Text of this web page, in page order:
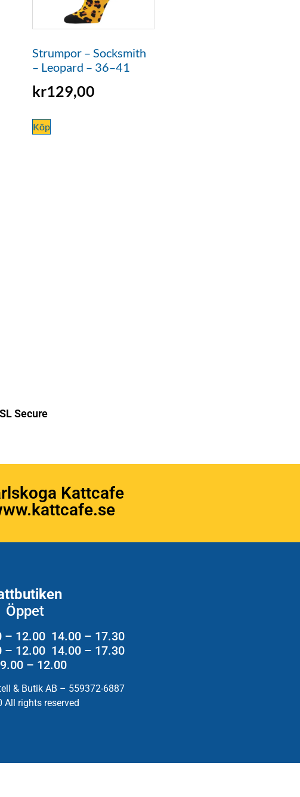
Strumpor – Socksmith
– Leopard – 36–41
kr129,00
Köp
Secure
Kattcafe
Öppet
– 12.00 14.00 – 17.30
– 12.00 14.00 – 17.30
– 12.00
& Butik AB – 559372-6887
All rights reserved